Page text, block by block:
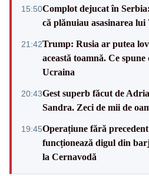
15:50Complot dejucat în
că plănuiau asasinarea lui
21:42Trump: Rusia ar putea
această toamnă. Ce
Ucraina
20:43Gest superb făcut de
Sandra. Zeci de mii de
19:45Operațiune fără
funcționează digul din
la Cernavodă